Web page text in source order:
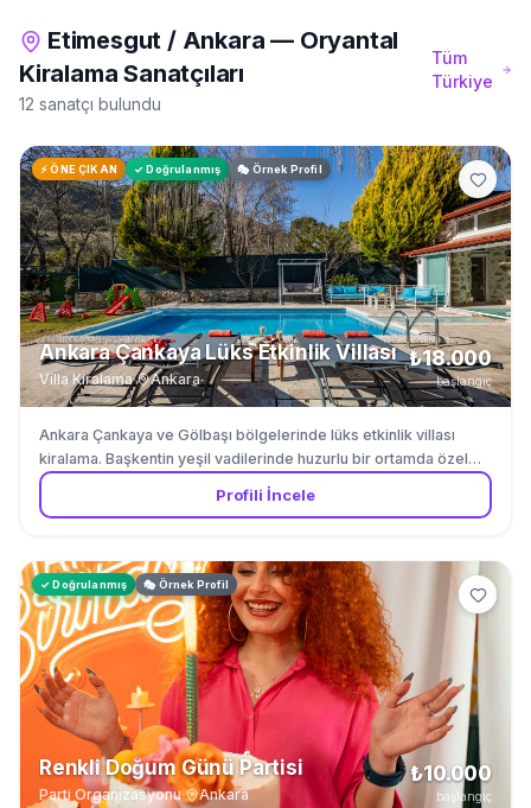
Etimesgut / Ankara — Oryantal
Kiralama Sanatçıları
12 sanatçı bulundu
Tüm
Türkiye
⚡ ÖNE ÇIKAN ✓ Doğrulanmış 🎭 Örnek Profil
Ankara Çankaya Lüks Etkinlik Villası
Villa Kiralama· Ankara
₺18.000
başlangıç
Ankara Çankaya ve Gölbaşı bölgelerinde lüks etkinlik villası
kiralama. Başkentin yeşil vadilerinde huzurlu bir ortamda özel
villa kiralama. Düğün villası, nişan, doğum günü, kurumsal etkinlik
ve aile toplantıları için ideal mekan. Özel havuz, geniş bahçe ve
Profili İncele
✓ Doğrulanmış 🎭 Örnek Profil
Renkli Doğum Günü Partisi
Parti Organizasyonu· Ankara
₺10.000
başlangıç